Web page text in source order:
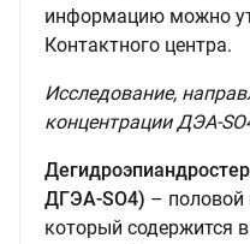
информацию можно
Контактного центра.
Исследование,
концентрации ДЭА-
ДГЭА-SO4) – половой
который содержится